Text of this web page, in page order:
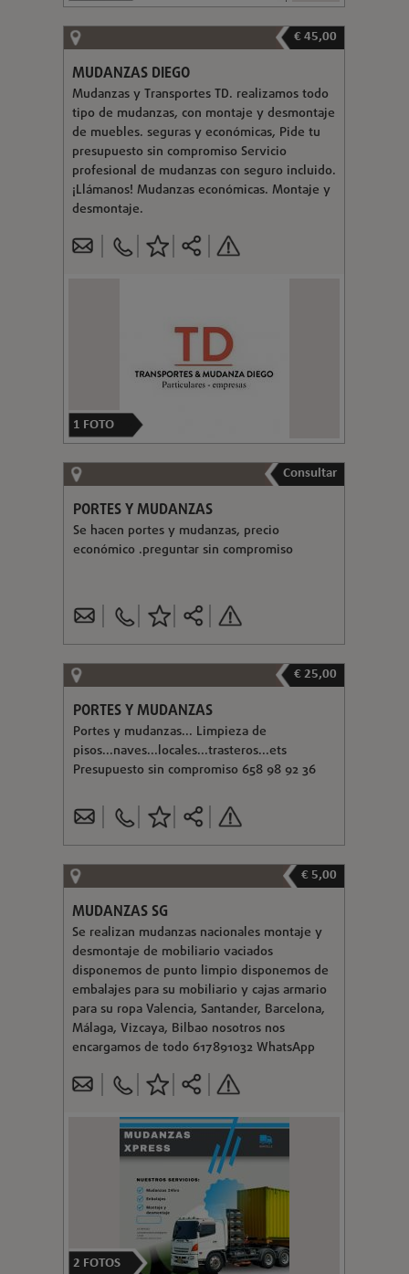
€ 45,00
MUDANZAS DIEGO
Mudanzas y Transportes TD. realizamos todo
tipo de mudanzas, con montaje y desmontaje
de muebles. seguras y económicas, Pide tu
presupuesto sin compromiso Servicio
profesional de mudanzas con seguro incluido.
¡Llámanos! Mudanzas económicas. Montaje y
desmontaje.
1 FOTO
Consultar
PORTES Y MUDANZAS
Se hacen portes y mudanzas, precio
económico .preguntar sin compromiso
€ 25,00
PORTES Y MUDANZAS
Portes y mudanzas... Limpieza de
pisos...naves...locales...trasteros...ets
Presupuesto sin compromiso 658 98 92 36
€ 5,00
MUDANZAS SG
Se realizan mudanzas nacionales montaje y
desmontaje de mobiliario vaciados
disponemos de punto limpio disponemos de
embalajes para su mobiliario y cajas armario
para su ropa Valencia, Santander, Barcelona,
Málaga, Vizcaya, Bilbao nosotros nos
encargamos de todo 617891032 WhatsApp
2 FOTOS